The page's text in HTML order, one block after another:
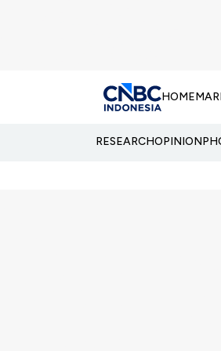
HOME
RESEARCHOPINION